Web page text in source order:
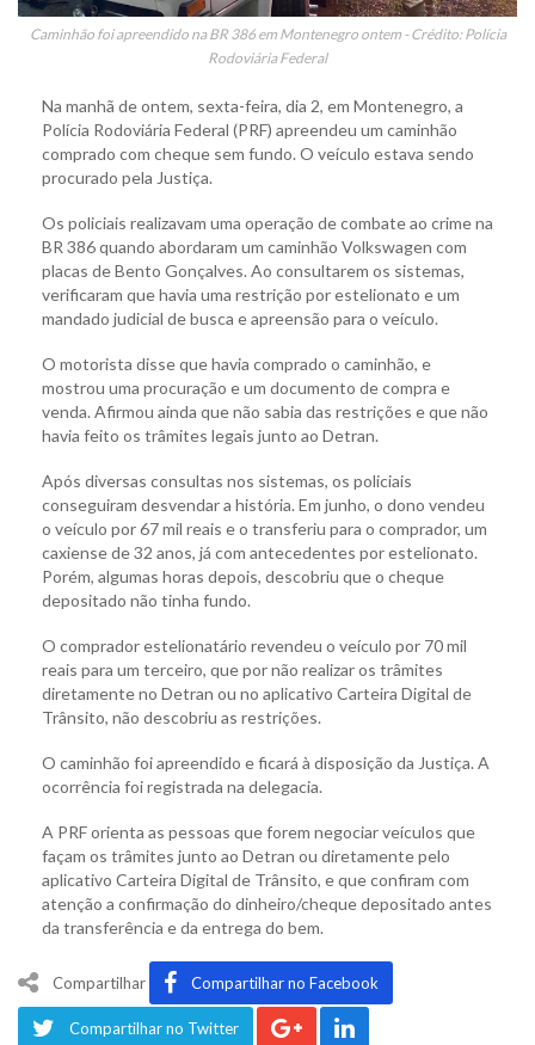
Caminhão foi apreendido na BR 386 em Montenegro ontem - Crédito: Polícia
Rodoviária Federal
Na manhã de ontem, sexta-feira, dia 2, em Montenegro, a
Polícia Rodoviária Federal (PRF) apreendeu um caminhão
comprado com cheque sem fundo. O veículo estava sendo
procurado pela Justiça.
Os policiais realizavam uma operação de combate ao crime na
BR 386 quando abordaram um caminhão Volkswagen com
placas de Bento Gonçalves. Ao consultarem os sistemas,
verificaram que havia uma restrição por estelionato e um
mandado judicial de busca e apreensão para o veículo.
O motorista disse que havia comprado o caminhão, e
mostrou uma procuração e um documento de compra e
venda. Afirmou ainda que não sabia das restrições e que não
havia feito os trâmites legais junto ao Detran.
Após diversas consultas nos sistemas, os policiais
conseguiram desvendar a história. Em junho, o dono vendeu
o veículo por 67 mil reais e o transferiu para o comprador, um
caxiense de 32 anos, já com antecedentes por estelionato.
Porém, algumas horas depois, descobriu que o cheque
depositado não tinha fundo.
O comprador estelionatário revendeu o veículo por 70 mil
reais para um terceiro, que por não realizar os trâmites
diretamente no Detran ou no aplicativo Carteira Digital de
Trânsito, não descobriu as restrições.
O caminhão foi apreendido e ficará à disposição da Justiça. A
ocorrência foi registrada na delegacia.
A PRF orienta as pessoas que forem negociar veículos que
façam os trâmites junto ao Detran ou diretamente pelo
aplicativo Carteira Digital de Trânsito, e que confiram com
atenção a confirmação do dinheiro/cheque depositado antes
da transferência e da entrega do bem.
Compartilhar Compartilhar no Facebook
Compartilhar no Twitter